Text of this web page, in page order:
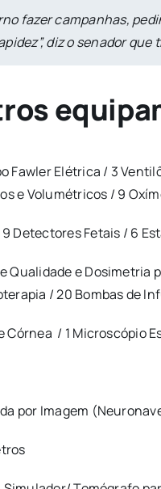
fazer campanhas,
diz o senador
Fawler Elétrica / 3
e Volumétricos / 9
Detectores Fetais / 6
Qualidade e Dosimetria
/ 20 Bombas de
Córnea / 1 Microscópio
por Imagem